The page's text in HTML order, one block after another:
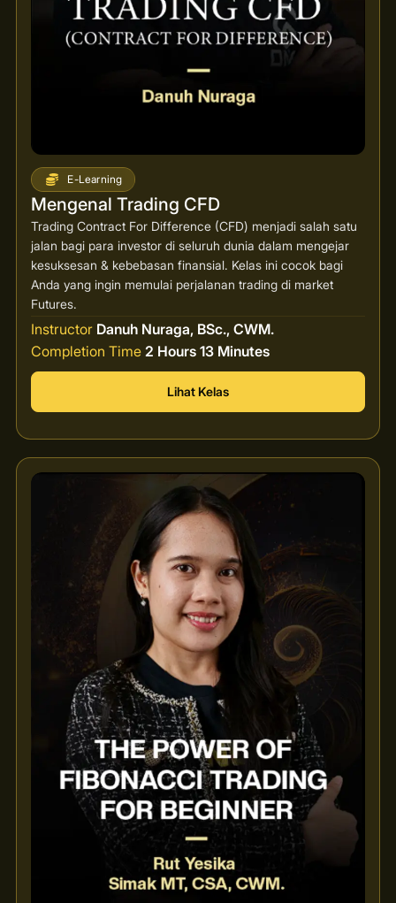
E-Learning
Mengenal Trading CFD
Trading Contract For Difference (CFD) menjadi salah satu
jalan bagi para investor di seluruh dunia dalam mengejar
kesuksesan & kebebasan finansial. Kelas ini cocok bagi
Anda yang ingin memulai perjalanan trading di market
Futures.
Instructor Danuh Nuraga, BSc., CWM.
Completion Time 2 Hours 13 Minutes
Lihat Kelas